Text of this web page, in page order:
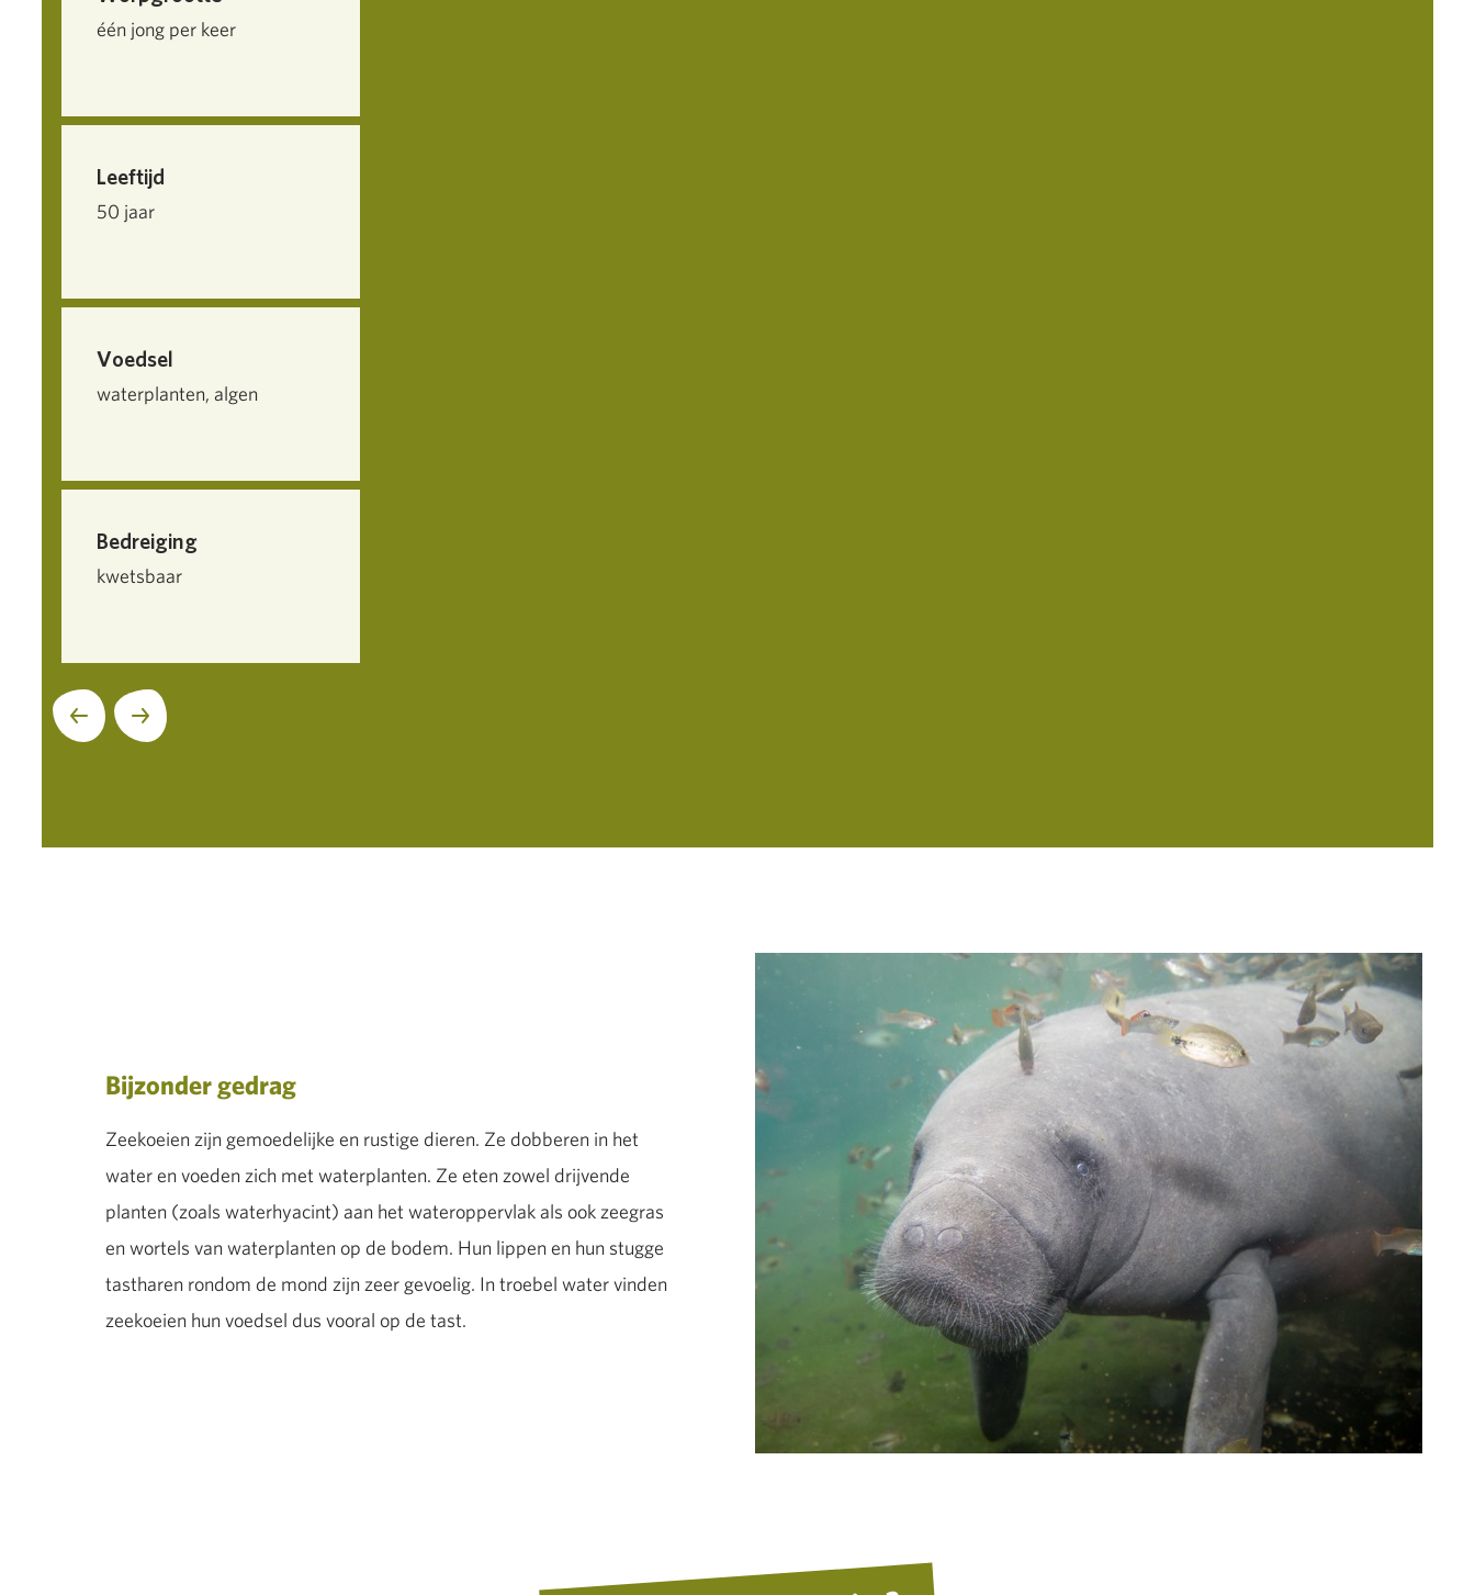
één jong per keer
Leeftijd
50 jaar
Voedsel
waterplanten, algen
Bedreiging
kwetsbaar
Volgende
Bijzonder gedrag
Zeekoeien zijn gemoedelijke en rustige dieren. Ze dobberen in het
water en voeden zich met waterplanten. Ze eten zowel drijvende
planten (zoals waterhyacint) aan het wateroppervlak als ook zeegras
en wortels van waterplanten op de bodem. Hun lippen en hun stugge
tastharen rondom de mond zijn zeer gevoelig. In troebel water vinden
zeekoeien hun voedsel dus vooral op de tast.